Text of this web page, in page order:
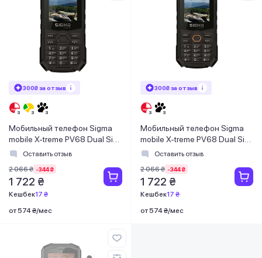
300₴ за отзыв
Мобильный телефон Sigma
mobile X-treme PV68 Dual Sim
Black (4827798738214)
Оставить отзыв
2 066 ₴ -344 ₴
1 722 ₴
Кешбек17 ₴
от 574 ₴/мес
300₴ за отзыв
Мобильный телефон Sigma
mobile X-treme PV68 Dual Sim
Black/Orange
Оставить отзыв
2 066 ₴ -344 ₴
1 722 ₴
Кешбек17 ₴
от 574 ₴/мес